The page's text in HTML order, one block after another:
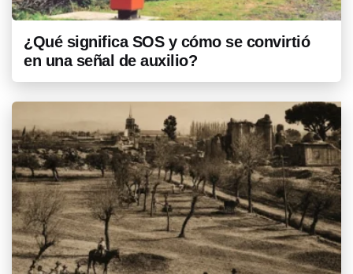
¿Qué significa SOS y cómo se convirtió
en una señal de auxilio?